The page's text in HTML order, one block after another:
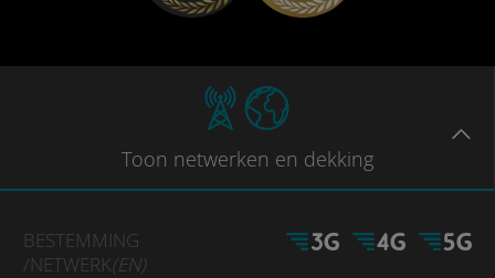
Toon netwerken en dekking
BESTEMMING
/NETWERK(EN)